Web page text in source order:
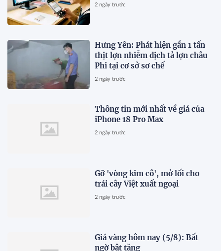
2 ngày trước
Hưng Yên: Phát hiện gần 1 tấn
thịt lợn nhiễm dịch tả lợn châu
Phi tại cơ sở sơ chế
2 ngày trước
Thông tin mới nhất về giá của
iPhone 18 Pro Max
2 ngày trước
Gỡ 'vòng kim cô', mở lối cho
trái cây Việt xuất ngoại
2 ngày trước
Giá vàng hôm nay (5/8): Bất
ngờ bật tăng